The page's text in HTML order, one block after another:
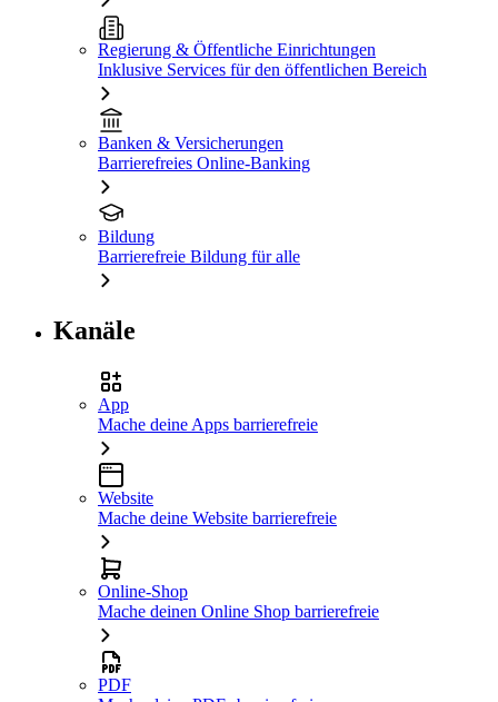
Regierung & Öffentliche Einrichtungen
Inklusive Services für den öffentlichen Bereich
Banken & Versicherungen
Barrierefreies Online-Banking
Bildung
Barrierefreie Bildung für alle
Kanäle
App
Mache deine Apps barrierefreie
Website
Mache deine Website barrierefreie
Online-Shop
Mache deinen Online Shop barrierefreie
PDF